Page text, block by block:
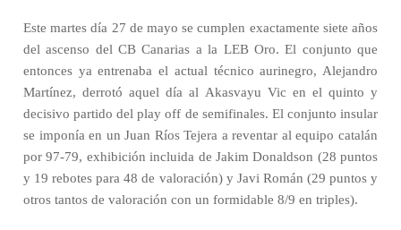
Este martes día 27 de mayo se cumplen exactamente siete años
del ascenso del CB Canarias a la LEB Oro. El conjunto que
entonces ya entrenaba el actual técnico aurinegro, Alejandro
Martínez, derrotó aquel día al Akasvayu Vic en el quinto y
decisivo partido del play off de semifinales. El conjunto insular
se imponía en un Juan Ríos Tejera a reventar al equipo catalán
por 97-79, exhibición incluida de Jakim Donaldson (28 puntos
y 19 rebotes para 48 de valoración) y Javi Román (29 puntos y
otros tantos de valoración con un formidable 8/9 en triples).